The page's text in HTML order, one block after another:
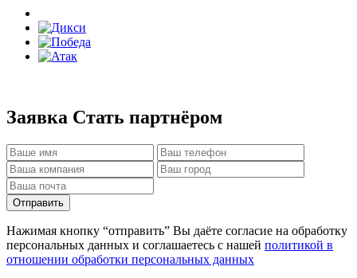
Заявка Стать партнёром
Отправить
Нажимая кнопку “отправить” Вы даёте согласие на обработку
персональных данных и соглашаетесь с нашей политикой в
отношении обработки персональных данных